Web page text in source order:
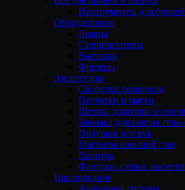
Инструменты для
Оборудование
Лампы
Стерилизаторы
Вытяжки
Фрезеры
Аксессуары
Салфетки безворсов
Перчатки и маски
Щетки, дозаторы и
Зажимы для снятия гель-
Подушки для рук
Магниты кошачий глаз
Палитра
Фартуки, сумки,
Наращивание